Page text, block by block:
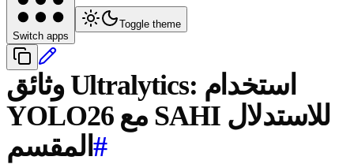
Switch apps
Toggle theme
وثائق Ultralytics: استخدام
YOLO26 مع SAHI للاستدلال
المقسم #